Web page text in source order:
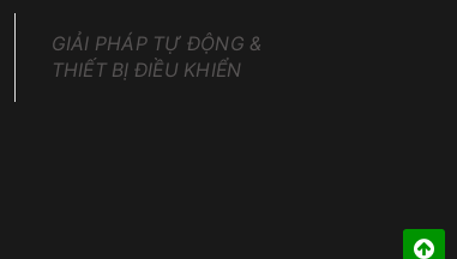
GIẢI PHÁP TỰ ĐỘNG &
THIẾT BỊ ĐIỀU KHIỂN